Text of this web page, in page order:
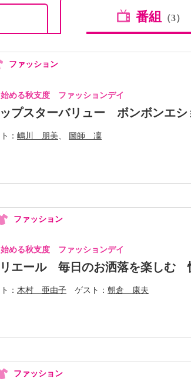
番組 （3）
ファッション
める秋支度 ファッションデイ
プスターバリュー ボンボンエシ
嶋川 朋美 圖師 凜
ファッション
める秋支度 ファッションデイ
エール 毎日のお洒落を楽しむ
木村 亜由子 ゲスト 朝倉 康夫
ファッション